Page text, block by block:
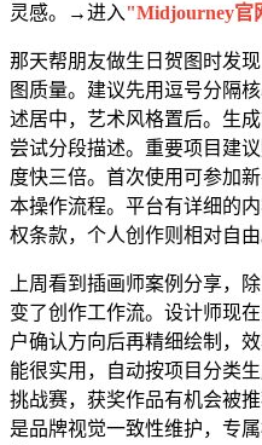
灵感。→进入"Midjourney官
那天帮朋友做生日贺图时发
图质量。建议先用逗号分隔
述居中，艺术风格置后。生
尝试分段描述。重要项目建
度快三倍。首次使用可参加
本操作流程。平台有详细的
权条款，个人创作则相对自由
上周看到插画师案例分享，
变了创作工作流。设计师现
户确认方向后再精细绘制，
能很实用，自动按项目分类
挑战赛，获奖作品有机会被
是品牌视觉一致性维护，专